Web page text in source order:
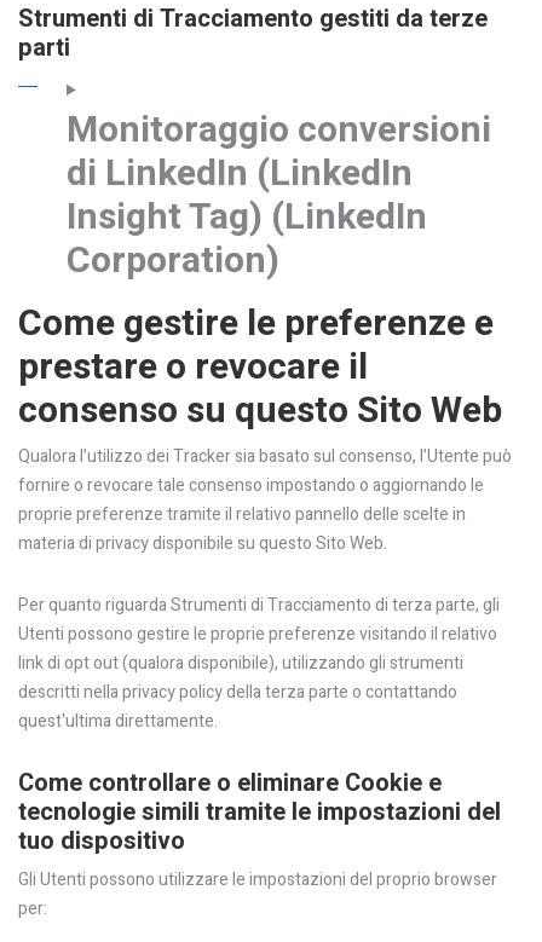
Strumenti di Tracciamento gestiti da terze
parti
Monitoraggio conversioni
di LinkedIn (LinkedIn
Insight Tag) (LinkedIn
Corporation)
Come gestire le preferenze e
prestare o revocare il
consenso su questo Sito Web
Qualora l’utilizzo dei Tracker sia basato sul consenso, l’Utente può
fornire o revocare tale consenso impostando o aggiornando le
proprie preferenze tramite il relativo pannello delle scelte in
materia di privacy disponibile su questo Sito Web.
Per quanto riguarda Strumenti di Tracciamento di terza parte, gli
Utenti possono gestire le proprie preferenze visitando il relativo
link di opt out (qualora disponibile), utilizzando gli strumenti
descritti nella privacy policy della terza parte o contattando
quest'ultima direttamente.
Come controllare o eliminare Cookie e
tecnologie simili tramite le impostazioni del
tuo dispositivo
Gli Utenti possono utilizzare le impostazioni del proprio browser
per: